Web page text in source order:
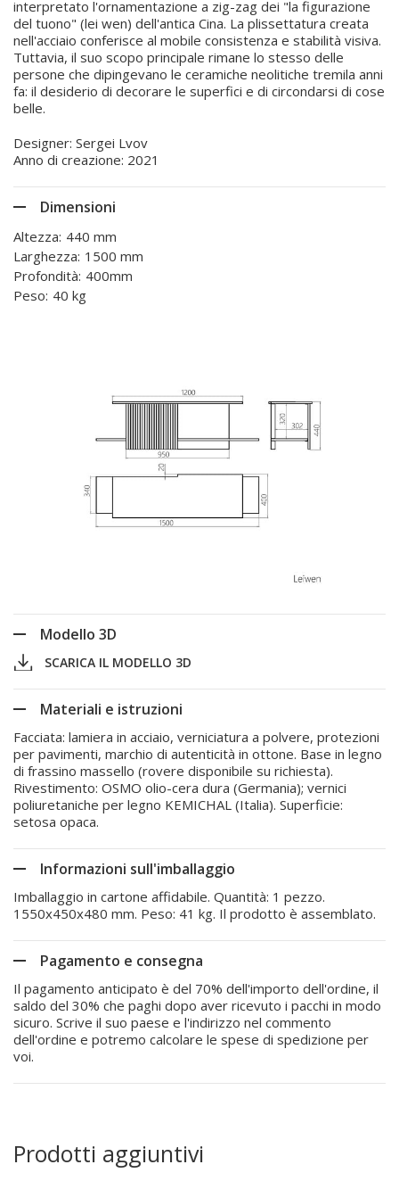
interpretato l'ornamentazione a zig-zag dei "la figurazione
del tuono" (lei wen) dell'antica Cina. La plissettatura creata
nell'acciaio conferisce al mobile consistenza e stabilità visiva.
Tuttavia, il suo scopo principale rimane lo stesso delle
persone che dipingevano le ceramiche neolitiche tremila anni
fa: il desiderio di decorare le superfici e di circondarsi di cose
belle.
Designer: Sergei Lvov
Anno di creazione: 2021
Dimensioni
Altezza: 440 mm
Larghezza: 1500 mm
Profondità: 400mm
Peso: 40 kg
Modello 3D
SCARICA IL MODELLO 3D
Materiali e istruzioni
Facciata: lamiera in acciaio, verniciatura a polvere, protezioni
per pavimenti, marchio di autenticità in ottone. Base in legno
di frassino massello (rovere disponibile su richiesta).
Rivestimento: OSMO olio-cera dura (Germania); vernici
poliuretaniche per legno KEMICHAL (Italia). Superficie:
setosa opaca.
Informazioni sull'imballaggio
Imballaggio in cartone affidabile. Quantità: 1 pezzo.
1550x450x480 mm. Peso: 41 kg. Il prodotto è assemblato.
Pagamento e consegna
Il pagamento anticipato è del 70% dell'importo dell'ordine, il
saldo del 30% che paghi dopo aver ricevuto i pacchi in modo
sicuro. Scrive il suo paese e l'indirizzo nel commento
dell'ordine e potremo calcolare le spese di spedizione per
voi.
Prodotti aggiuntivi